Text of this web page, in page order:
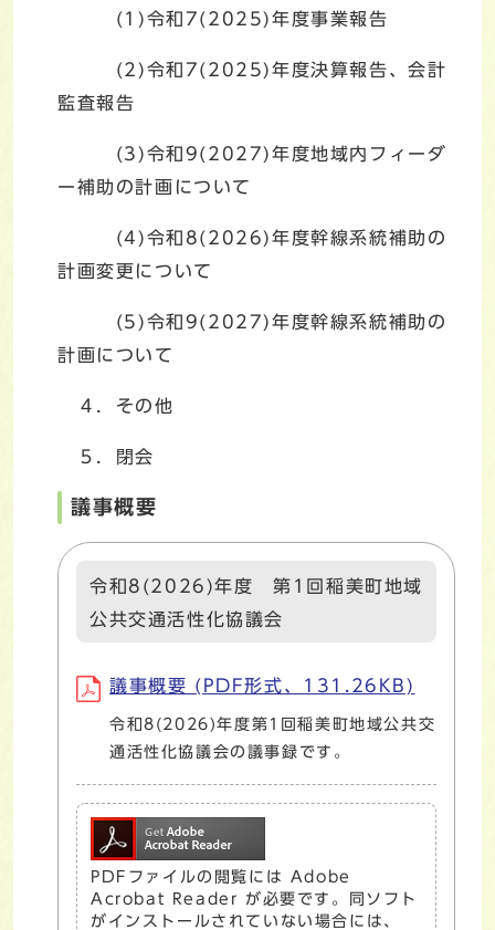
(1)令和7(2025)年度事業報告
(2)令和7(2025)年度決算報告、会計
監査報告
(3)令和9(2027)年度地域内フィーダ
ー補助の計画について
(4)令和8(2026)年度幹線系統補助の
計画変更について
(5)令和9(2027)年度幹線系統補助の
計画について
４．その他
５．閉会
議事概要
令和8(2026)年度 第1回稲美町地域
公共交通活性化協議会
議事概要 (PDF形式、131.26KB)
令和8(2026)年度第1回稲美町地域公共交
通活性化協議会の議事録です。
PDFファイルの閲覧には Adobe
Acrobat Reader が必要です。同ソフト
がインストールされていない場合には、